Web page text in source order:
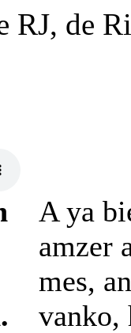
RJ, de
A ya
amzer
mes,
vanko,